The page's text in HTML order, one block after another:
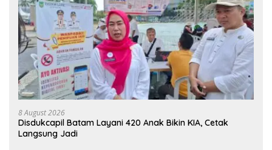
8 August 2026
Disdukcapil Batam Layani 420 Anak Bikin KIA, Cetak
Langsung Jadi